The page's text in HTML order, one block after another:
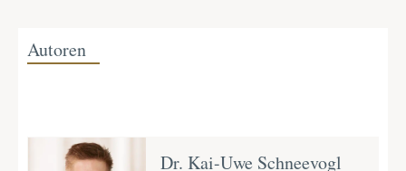
Autoren
Dr. Kai-Uwe Schneevogl